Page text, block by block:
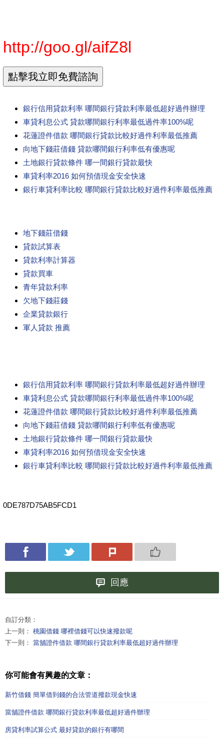
http://goo.gl/aifZ8l
銀行信用貸款利率 哪間銀行貸款利率最低超好過件辦理
車貸利息公式 貸款哪間銀行利率最低過件率100%呢
花蓮證件借款 哪間銀行貸款比較好過件利率最低推薦
向地下錢莊借錢 貸款哪間銀行利率低有優惠呢
土地銀行貸款條件 哪一間銀行貸款最快
車貸利率2016 如何預借現金安全快速
銀行車貸利率比較 哪間銀行貸款比較好過件利率最低推薦
地下錢莊借錢
貸款試算表
貸款利率計算器
貸款買車
青年貸款利率
欠地下錢莊錢
企業貸款銀行
軍人貸款 推薦
銀行信用貸款利率 哪間銀行貸款利率最低超好過件辦理
車貸利息公式 貸款哪間銀行利率最低過件率100%呢
花蓮證件借款 哪間銀行貸款比較好過件利率最低推薦
向地下錢莊借錢 貸款哪間銀行利率低有優惠呢
土地銀行貸款條件 哪一間銀行貸款最快
車貸利率2016 如何預借現金安全快速
銀行車貸利率比較 哪間銀行貸款比較好過件利率最低推薦
0DE787D75AB5FCD1
回應
自訂分類：
上一則： 桃園借錢 哪裡借錢可以快速撥款呢
下一則： 當舖證件借款 哪間銀行貸款利率最低超好過件辦理
你可能會有興趣的文章：
新竹借錢 簡單借到錢的合法管道撥款現金快速
當舖證件借款 哪間銀行貸款利率最低超好過件辦理
房貸利率試算公式 最好貸款的銀行有哪間